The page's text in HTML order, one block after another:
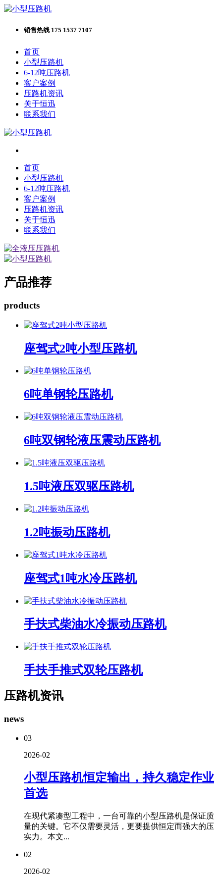
销售热线 175 1537 7107
首页
小型压路机
6-12吨压路机
客户案例
压路机资讯
关于恒迅
联系我们
首页
小型压路机
6-12吨压路机
客户案例
压路机资讯
关于恒迅
联系我们
产品推荐
products
座驾式2吨小型压路机
6吨单钢轮压路机
6吨双钢轮液压震动压路机
1.5吨液压双驱压路机
1.2吨振动压路机
座驾式1吨水冷压路机
手扶式柴油水冷振动压路机
手扶手推式双轮压路机
压路机资讯
news
03
2026-02
小型压路机恒定输出，持久稳定作业
首选
在现代紧凑型工程中，一台可靠的小型压路机是保证质
量的关键。它不仅需要灵活，更要提供恒定而强大的压
实力。本文...
02
2026-02